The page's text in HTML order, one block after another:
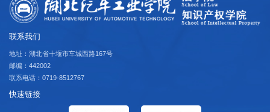
联系我们
地址：湖北省十堰市车城西路167号
邮编：442002
联系电话：0719-8512767
快速链接